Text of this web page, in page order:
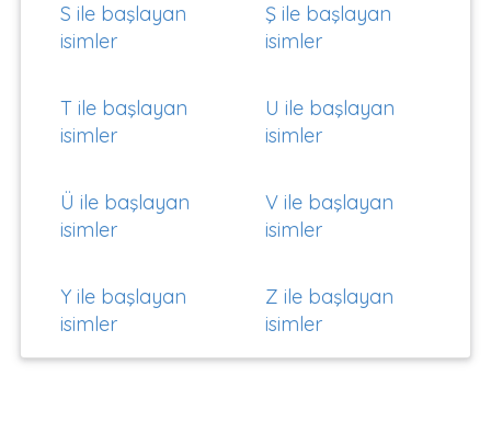
S ile başlayan
isimler
Ş ile başlayan
isimler
T ile başlayan
isimler
U ile başlayan
isimler
Ü ile başlayan
isimler
V ile başlayan
isimler
Y ile başlayan
isimler
Z ile başlayan
isimler